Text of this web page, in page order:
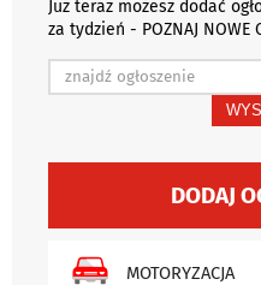
Już teraz możesz dodać
za tydzień - POZNAJ NOWE
DODAJ
MOTORYZACJA